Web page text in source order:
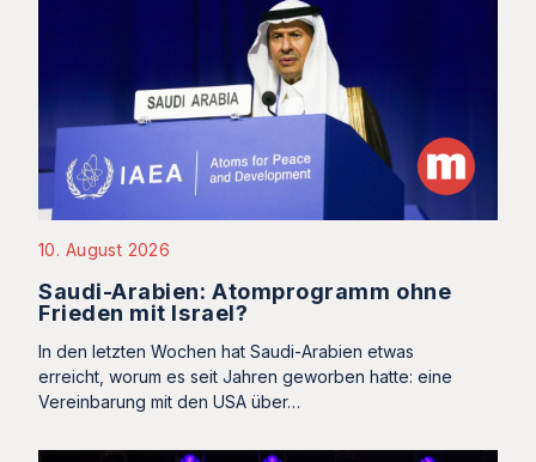
10. August 2026
Saudi-Arabien: Atomprogramm ohne
Frieden mit Israel?
In den letzten Wochen hat Saudi-Arabien etwas
erreicht, worum es seit Jahren geworben hatte: eine
Vereinbarung mit den USA über…